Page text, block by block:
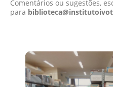
Comentários ou sugestões,
para